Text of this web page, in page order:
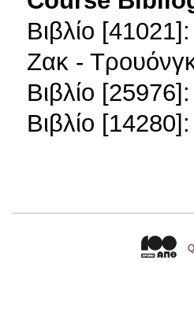
Βιβλίο
Ζακ -
Βιβλίο
Βιβλίο